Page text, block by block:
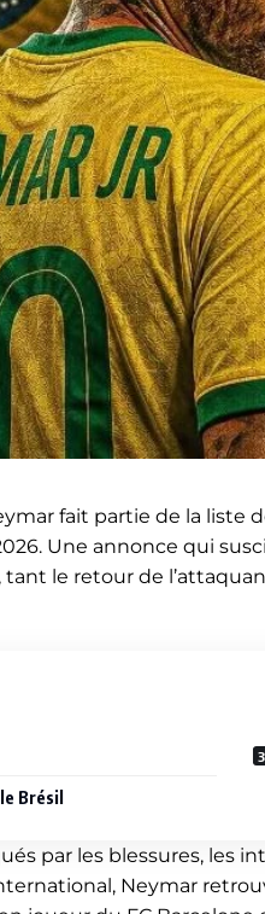
fait partie de la
Une annonce qui
le retour de
Brésil
par les blessures, les
Neymar